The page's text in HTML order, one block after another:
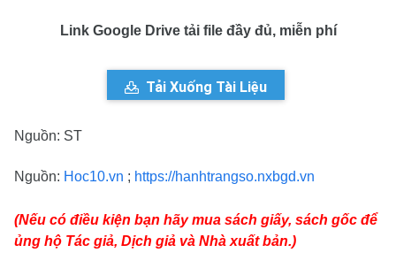
Link Google Drive tải file đầy đủ, miễn phí
Tải Xuống Tài Liệu
Nguồn: ST
Nguồn: Hoc10.vn ; https://hanhtrangso.nxbgd.vn
(Nếu có điều kiện bạn hãy mua sách giấy, sách gốc để
ủng hộ Tác giả, Dịch giả và Nhà xuất bản.)